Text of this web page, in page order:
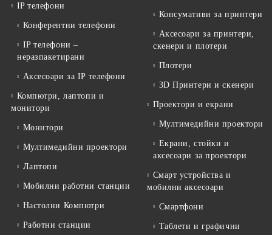
IP телефони
Конферентни телефони
IP телефони –
неразпакетирани
Аксесоари за IP телефони
Компютри, лаптопи и
монитори
Монитори
Мултимедийни проектори
Лаптопи
Мобилни работни станции
Настолни Компютри
Работни станции
Консумативи за принтери
Аксесоари за принтери,
скенери и плотери
Плотери
3D Принтери и скенери
Проектори и екрани
Мултимедийни проектори
Екрани, стойки и
аксесоари за проектори
Смарт устройства и
мобилни аксесоари
Смартфони
Таблети и графични